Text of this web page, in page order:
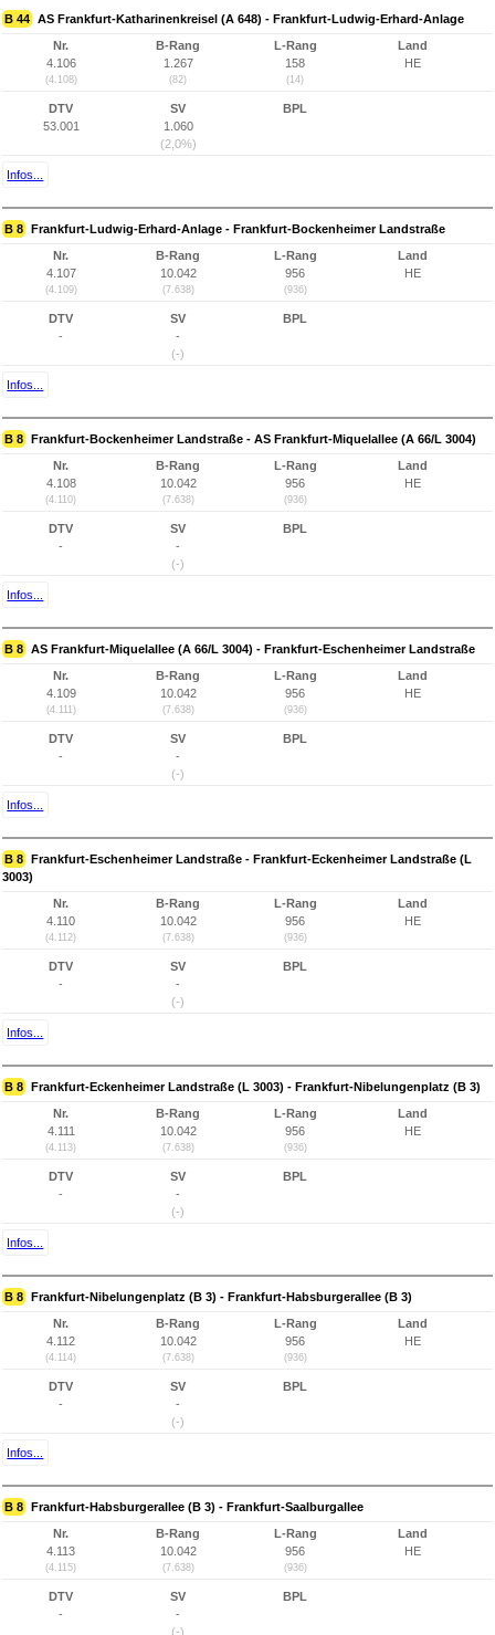
B 44 AS Frankfurt-Katharinenkreisel (A 648) - Frankfurt-Ludwig-Erhard-Anlage
Nr.
4.106
(4.108)
B-Rang
1.267
(82)
L-Rang
158
(14)
Land
HE
DTV
53.001
SV
1.060
(2,0%)
BPL
Infos...
B 8 Frankfurt-Ludwig-Erhard-Anlage - Frankfurt-Bockenheimer Landstraße
Nr.
4.107
(4.109)
B-Rang
10.042
(7.638)
L-Rang
956
(936)
Land
HE
DTV
-
SV
-
(-)
BPL
Infos...
B 8 Frankfurt-Bockenheimer Landstraße - AS Frankfurt-Miquelallee (A 66/L 3004)
Nr.
4.108
(4.110)
B-Rang
10.042
(7.638)
L-Rang
956
(936)
Land
HE
DTV
-
SV
-
(-)
BPL
Infos...
B 8 AS Frankfurt-Miquelallee (A 66/L 3004) - Frankfurt-Eschenheimer Landstraße
Nr.
4.109
(4.111)
B-Rang
10.042
(7.638)
L-Rang
956
(936)
Land
HE
DTV
-
SV
-
(-)
BPL
Infos...
B 8 Frankfurt-Eschenheimer Landstraße - Frankfurt-Eckenheimer Landstraße (L
3003)
Nr.
4.110
(4.112)
B-Rang
10.042
(7.638)
L-Rang
956
(936)
Land
HE
DTV
-
SV
-
(-)
BPL
Infos...
B 8 Frankfurt-Eckenheimer Landstraße (L 3003) - Frankfurt-Nibelungenplatz (B 3)
Nr.
4.111
(4.113)
B-Rang
10.042
(7.638)
L-Rang
956
(936)
Land
HE
DTV
-
SV
-
(-)
BPL
Infos...
B 8 Frankfurt-Nibelungenplatz (B 3) - Frankfurt-Habsburgerallee (B 3)
Nr.
4.112
(4.114)
B-Rang
10.042
(7.638)
L-Rang
956
(936)
Land
HE
DTV
-
SV
-
(-)
BPL
Infos...
B 8 Frankfurt-Habsburgerallee (B 3) - Frankfurt-Saalburgallee
Nr.
4.113
(4.115)
B-Rang
10.042
(7.638)
L-Rang
956
(936)
Land
HE
DTV
-
SV
-
(-)
BPL